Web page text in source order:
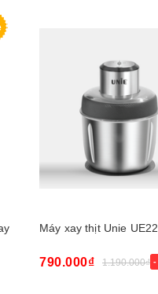
Máy xay thịt Unie
790.000₫ 1.190.000₫ -